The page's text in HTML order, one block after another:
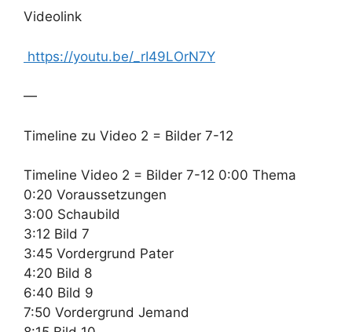
Videolink
https://youtu.be/_rI49LOrN7Y
—
Timeline zu Video 2 = Bilder 7-12
Timeline Video 2 = Bilder 7-12 0:00 Thema
0:20 Voraussetzungen
3:00 Schaubild
3:12 Bild 7
3:45 Vordergrund Pater
4:20 Bild 8
6:40 Bild 9
7:50 Vordergrund Jemand